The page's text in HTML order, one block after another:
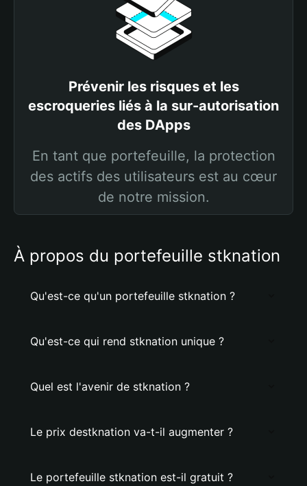
Prévenir les risques et les
escroqueries liés à la sur-autorisation
des DApps
En tant que portefeuille, la protection
des actifs des utilisateurs est au cœur
de notre mission.
À propos du portefeuille stknation
Qu'est-ce qu'un portefeuille stknation ?
Qu'est-ce qui rend stknation unique ?
Quel est l'avenir de stknation ?
Le prix destknation va-t-il augmenter ?
Le portefeuille stknation est-il gratuit ?